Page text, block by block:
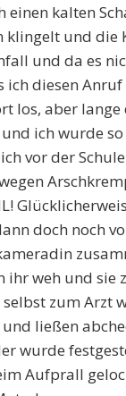
kalten
und die
und da es
ich diesen
los, aber lange
ich wurde
vor der
doch noch
weh und sie
zum Arzt
ließen
wurde
Aufprall